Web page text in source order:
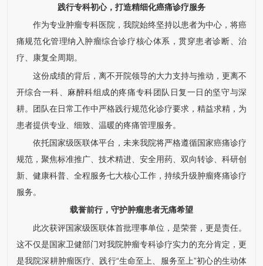
践行专科初心，打造精细化癌痛诊疗服务
作为专业肿瘤专科医院，我院始终坚持以患者为中心，将癌
痛规范化管理纳入肿瘤综合诊疗核心体系，贯穿患者诊断、治
疗、康复全周期。
这份成绩的背后，离不开院领导的大力支持与推动，更离不
开综合一科、麻醉科组成的疼痛专科团队日复一日的坚守与深
耕。团队在日常工作中严格践行规范化诊疗要求，精益求精，为
患者提供专业、细致、温暖的疼痛管理服务。
依托国家级医联体平台，未来我院将严格遵循国家癌痛诊疗
规范，聚焦标准推广、技术精进、安全用药、双向转诊、科研创
新、健康科普、全程服务七大核心工作，持续升级肿瘤疼痛诊疗
服务。
载誉前行，守护肿瘤患者无痛希望
此次获评国家级医联体首批理事单位，是荣誉，更是责任。
这不仅是国家卫健部门对我院肿瘤专科诊疗实力的充分肯定，更
是我院深耕肿瘤医疗、践行“生命至上、服务至上”初心的生动体